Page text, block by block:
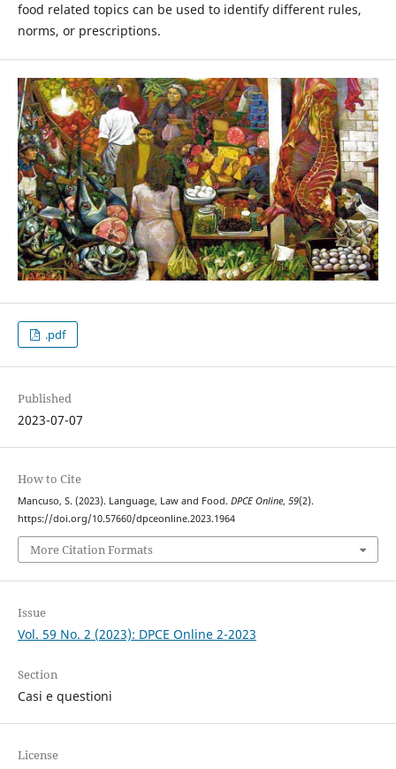
food related topics can be used to identify different rules,
norms, or prescriptions.
.pdf
Published
2023-07-07
How to Cite
Mancuso, S. (2023). Language, Law and Food. DPCE Online, 59(2).
https://doi.org/10.57660/dpceonline.2023.1964
More Citation Formats
Issue
Vol. 59 No. 2 (2023): DPCE Online 2-2023
Section
Casi e questioni
License